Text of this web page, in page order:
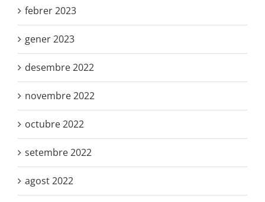
febrer 2023
gener 2023
desembre 2022
novembre 2022
octubre 2022
setembre 2022
agost 2022